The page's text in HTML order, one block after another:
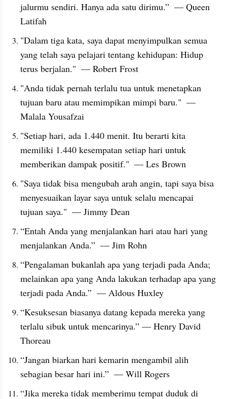
jalurmu sendiri. Hanya ada satu dirimu.”  — Queen
Latifah
"Dalam tiga kata, saya dapat menyimpulkan semua
yang telah saya pelajari tentang kehidupan: Hidup
terus berjalan."  — Robert Frost
"Anda tidak pernah terlalu tua untuk menetapkan
tujuan baru atau memimpikan mimpi baru."  —
Malala Yousafzai
"Setiap hari, ada 1.440 menit. Itu berarti kita
memiliki 1.440 kesempatan setiap hari untuk
memberikan dampak positif."  — Les Brown
"Saya tidak bisa mengubah arah angin, tapi saya bisa
menyesuaikan layar saya untuk selalu mencapai
tujuan saya."  — Jimmy Dean
“Entah Anda yang menjalankan hari atau hari yang
menjalankan Anda.”  — Jim Rohn
“Pengalaman bukanlah apa yang terjadi pada Anda;
melainkan apa yang Anda lakukan terhadap apa yang
terjadi pada Anda.”  — Aldous Huxley
“Kesuksesan biasanya datang kepada mereka yang
terlalu sibuk untuk mencarinya.” — Henry David
Thoreau
“Jangan biarkan hari kemarin mengambil alih
sebagian besar hari ini.”  — Will Rogers
“Jika mereka tidak memberimu tempat duduk di